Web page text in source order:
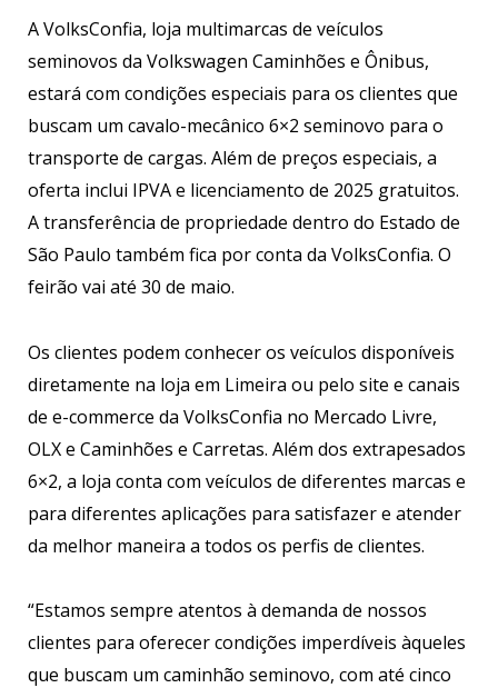
A VolksConfia, loja multimarcas de veículos
seminovos da Volkswagen Caminhões e Ônibus,
estará com condições especiais para os clientes que
buscam um cavalo-mecânico 6×2 seminovo para o
transporte de cargas. Além de preços especiais, a
oferta inclui IPVA e licenciamento de 2025 gratuitos.
A transferência de propriedade dentro do Estado de
São Paulo também fica por conta da VolksConfia. O
feirão vai até 30 de maio.
Os clientes podem conhecer os veículos disponíveis
diretamente na loja em Limeira ou pelo site e canais
de e-commerce da VolksConfia no Mercado Livre,
OLX e Caminhões e Carretas. Além dos extrapesados
6×2, a loja conta com veículos de diferentes marcas e
para diferentes aplicações para satisfazer e atender
da melhor maneira a todos os perfis de clientes.
“Estamos sempre atentos à demanda de nossos
clientes para oferecer condições imperdíveis àqueles
que buscam um caminhão seminovo, com até cinco